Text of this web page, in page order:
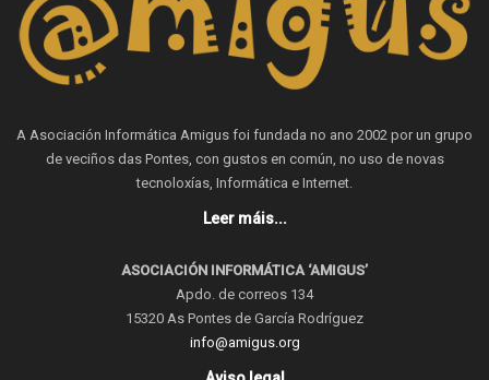
A Asociación Informática Amigus foi fundada no ano 2002 por un grupo
de veciños das Pontes, con gustos en común, no uso de novas
tecnoloxías, Informática e Internet.
Leer máis...
ASOCIACIÓN INFORMÁTICA ‘AMIGUS’
Apdo. de correos 134
15320 As Pontes de García Rodríguez
info@amigus.org